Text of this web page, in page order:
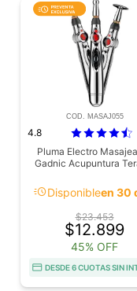
COD. MASAJ055
4.8
Pluma Electro
Gadnic Acupuntura
acuteDisponibleen 30
$23.453
$12.899
45% OFF
DESDE 6 CUOTAS SIN